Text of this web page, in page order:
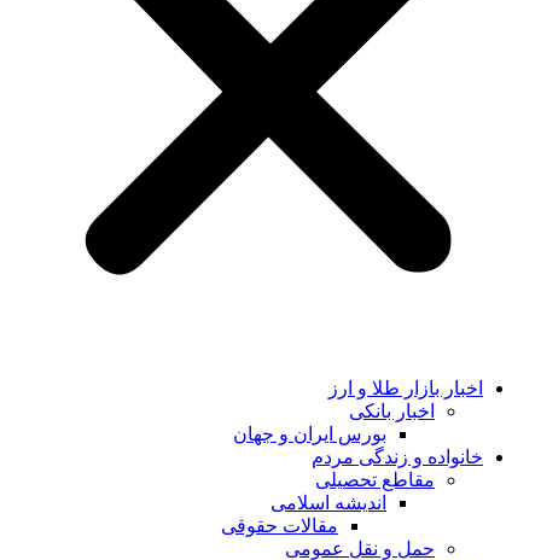
اخبار بازار طلا و ارز
اخبار بانکی
بورس ایران و جهان
خانواده و زندگی مردم
مقاطع تحصیلی
اندیشه اسلامی
مقالات حقوقی
حمل و نقل عمومی